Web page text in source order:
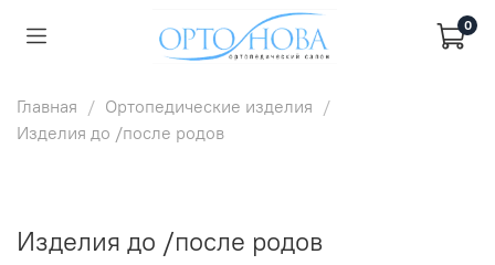
0
Главная
Ортопедические изделия
Изделия до /после родов
Изделия до /после родов